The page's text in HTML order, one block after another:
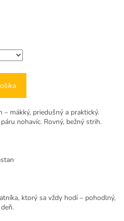
mäkký, priedušný a praktický.
nohavíc. Rovný, bežný strih.
ktorý sa vždy hodí – pohodlný,